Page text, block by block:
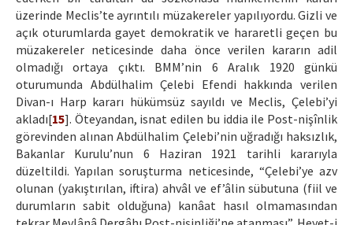
üzerinde Meclis’te ayrıntılı müzakereler yapılıyordu. Gizli ve
açık oturumlarda gayet demokratik ve hararetli geçen bu
müzakereler neticesinde daha önce verilen kararın adil
olmadığı ortaya çıktı. BMM’nin 6 Aralık 1920 günkü
oturumunda Abdülhalim Çelebi Efendi hakkında verilen
Divan-ı Harp kararı hükümsüz sayıldı ve Meclis, Çelebi’yi
akladı[15]. Öteyandan, isnat edilen bu iddia ile Post-nişînlik
görevinden alınan Abdülhalim Çelebi’nin uğradığı haksızlık,
Bakanlar Kurulu’nun 6 Haziran 1921 tarihli kararıyla
düzeltildi. Yapılan soruşturma neticesinde, “Çelebi’ye azv
olunan (yakıştırılan, iftira) ahvâl ve ef’âlin sübutuna (fiil ve
durumların sabit olduğuna) kanâat hasıl olmamasından